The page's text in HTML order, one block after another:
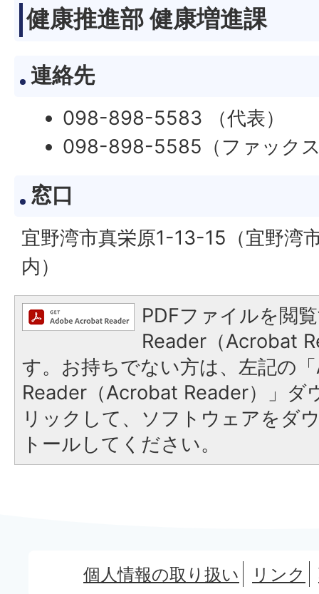
健康推進部 健康増進課
連絡先
098-898-5583 （代表）
098-898-5585（ファック
窓口
宜野湾市真栄原1-13-15（宜野湾
内）
PDFファイルを閲
Reader（Acrobat
す。お持ちでない方は、左記の
Reader（Acrobat Reader）」ダ
リックして、ソフトウェアをダ
トールしてください。
個人情報の取り扱い リンク